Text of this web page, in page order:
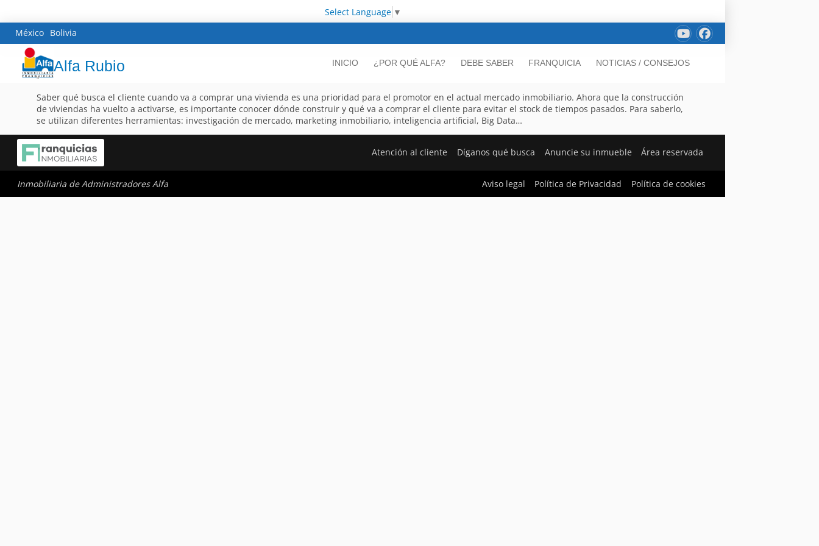
Select Language ▼
México Bolivia
Alfa Rubio INICIO ¿POR QUÉ ALFA? DEBE SABER FRANQUICIA NOTICIAS / CONSEJOS
Saber qué busca el cliente cuando va a comprar una vivienda es una prioridad para el promotor en el actual mercado inmobiliario. Ahora que la construcción
de viviendas ha vuelto a activarse, es importante conocer dónde construir y qué va a comprar el cliente para evitar el stock de tiempos pasados. Para saberlo,
se utilizan diferentes herramientas: investigación de mercado, marketing inmobiliario, inteligencia artificial, Big Data…
Atención al cliente Díganos qué busca Anuncie su inmueble Área reservada
Inmobiliaria de Administradores Alfa Aviso legal Política de Privacidad Política de cookies